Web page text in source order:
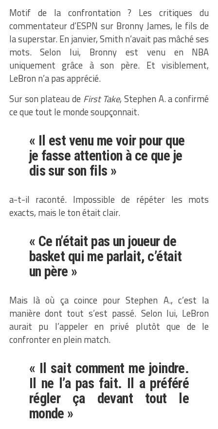
Motif de la confrontation ? Les critiques du
commentateur d’ESPN sur Bronny James, le fils de
la superstar. En janvier, Smith n’avait pas mâché ses
mots. Selon lui, Bronny est venu en NBA
uniquement grâce à son père. Et visiblement,
LeBron n’a pas apprécié.
Sur son plateau de First Take, Stephen A. a confirmé
ce que tout le monde soupçonnait.
« Il est venu me voir pour que
je fasse attention à ce que je
dis sur son fils »
a-t-il raconté. Impossible de répéter les mots
exacts, mais le ton était clair.
« Ce n’était pas un joueur de
basket qui me parlait, c’était
un père »
Mais là où ça coince pour Stephen A., c’est la
manière dont tout s’est passé. Selon lui, LeBron
aurait pu l’appeler en privé plutôt que de le
confronter en plein match.
« Il sait comment me joindre.
Il ne l’a pas fait. Il a préféré
régler ça devant tout le
monde »